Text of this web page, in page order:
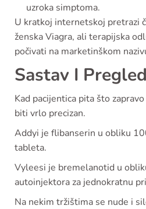
uzroka simptoma.
U kratkoj internetskoj pretrazi
ženska Viagra, ali terapijska
počivati na marketinškom
Sastav I
Kad pacijentica pita što
biti vrlo precizan.
Addyi je flibanserin u obliku
tableta.
Vyleesi je bremelanotid u
autoinjektora za jednokratnu
Na nekim tržištima se nude i